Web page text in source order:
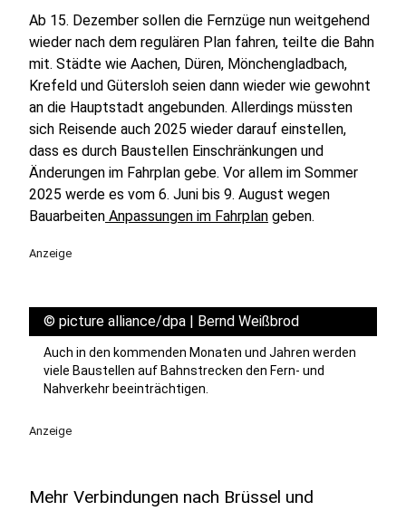
Ab 15. Dezember sollen die Fernzüge nun weitgehend
wieder nach dem regulären Plan fahren, teilte die Bahn
mit. Städte wie Aachen, Düren, Mönchengladbach,
Krefeld und Gütersloh seien dann wieder wie gewohnt
an die Hauptstadt angebunden. Allerdings müssten
sich Reisende auch 2025 wieder darauf einstellen,
dass es durch Baustellen Einschränkungen und
Änderungen im Fahrplan gebe. Vor allem im Sommer
2025 werde es vom 6. Juni bis 9. August wegen
Bauarbeiten Anpassungen im Fahrplan geben.
Anzeige
© picture alliance/dpa | Bernd Weißbrod
Auch in den kommenden Monaten und Jahren werden
viele Baustellen auf Bahnstrecken den Fern- und
Nahverkehr beeinträchtigen.
Anzeige
Mehr Verbindungen nach Brüssel und